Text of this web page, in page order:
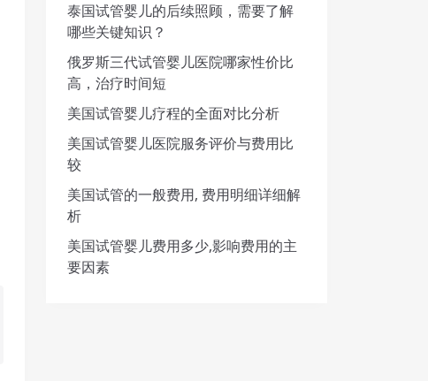
泰国试管婴儿的后续照顾，需要了解
哪些关键知识？
俄罗斯三代试管婴儿医院哪家性价比
高，治疗时间短
美国试管婴儿疗程的全面对比分析
美国试管婴儿医院服务评价与费用比
较
美国试管的一般费用, 费用明细详细解
析
美国试管婴儿费用多少,影响费用的主
要因素